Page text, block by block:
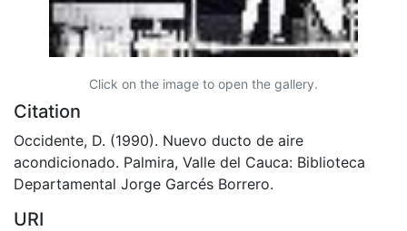
Click on the image to open the gallery.
Citation
Occidente, D. (1990). Nuevo ducto de aire
acondicionado. Palmira, Valle del Cauca: Biblioteca
Departamental Jorge Garcés Borrero.
URI